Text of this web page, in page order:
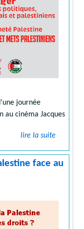
journée
au cinéma Jacques
lire la suite
face au